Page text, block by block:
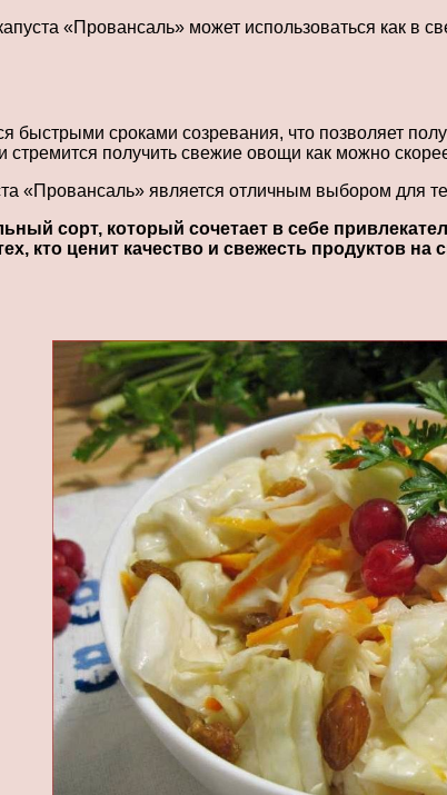
«Провансаль» может использоваться как
быстрыми сроками созревания, что позволяет
стремится получить свежие овощи как можно
«Провансаль» является отличным выбором для
сорт, который сочетает в себе
кто ценит качество и свежесть продуктов на